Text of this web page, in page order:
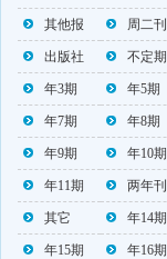
其他报 周二刊
出版社 不定期
年3期 年5期
年7期 年8期
年9期 年10期
年11期 两年刊
其它 年14期
年15期 年16期